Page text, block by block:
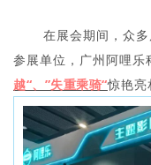
在展会期间，众多
参展单位，广州阿哩乐
越“、”失重乘骑“惊艳亮